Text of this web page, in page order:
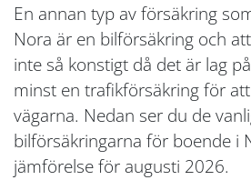
En annan typ av försäkring
Nora är en bilförsäkring och
inte så konstigt då det är lag
minst en trafikförsäkring för
vägarna. Nedan ser du de
bilförsäkringarna för boende i
jämförelse för augusti 2026.